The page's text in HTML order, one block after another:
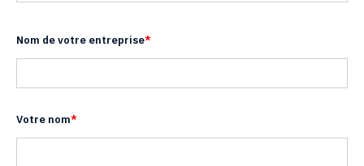
Nom de votre entreprise*
Votre nom*